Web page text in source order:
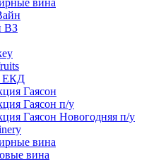
вина
ВЗ
ЕКД
Гаясон
Гаясон п/у
Гаясон Новогодняя п/у
вина
вина